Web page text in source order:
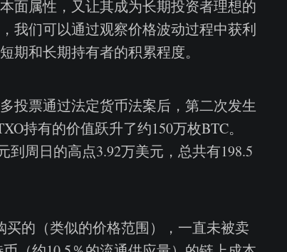
面属性，又让其成为长期投资者理想的
我们可以通过观察价格波动过程中获利
期和长期持有者的积累程度。
投票通过法定货币法案后，第二次发生
持有的价值跃升了约150万枚BTC。
周日的高点3.92万美元，总共有198.5
的（类似的价格范围），一直未被卖